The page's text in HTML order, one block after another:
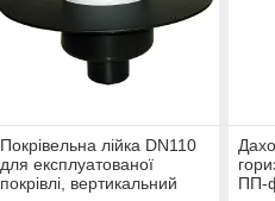
Покрівельна лійка DN110
для експлуатованої
покрівлі, вертикальний
ПП-